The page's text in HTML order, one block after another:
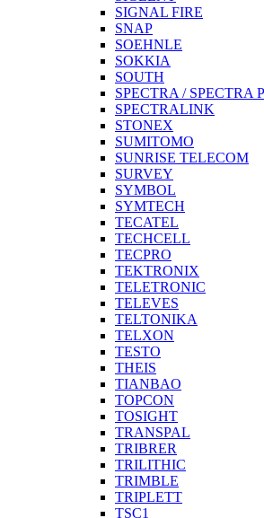
SIGNAL FIRE
SNAP
SOEHNLE
SOKKIA
SOUTH
SPECTRA / SPECTRA
SPECTRALINK
STONEX
SUMITOMO
SUNRISE TELECOM
SURVEY
SYMBOL
SYMTECH
TECATEL
TECHCELL
TECPRO
TEKTRONIX
TELETRONIC
TELEVES
TELTONIKA
TELXON
TESTO
THEIS
TIANBAO
TOPCON
TOSIGHT
TRANSPAL
TRIBRER
TRILITHIC
TRIMBLE
TRIPLETT
TSC1